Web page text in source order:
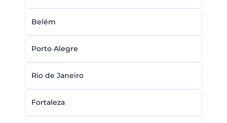
Belém
Porto Alegre
Rio de Janeiro
Fortaleza